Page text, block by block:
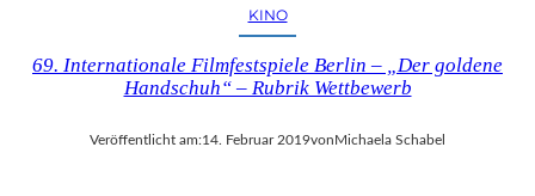
V
N
KINO
69. Internationale Filmfestspiele Berlin – „Der goldene
Handschuh“ – Rubrik Wettbewerb
Veröffentlicht am:14. Februar 2019von Michaela Schabel